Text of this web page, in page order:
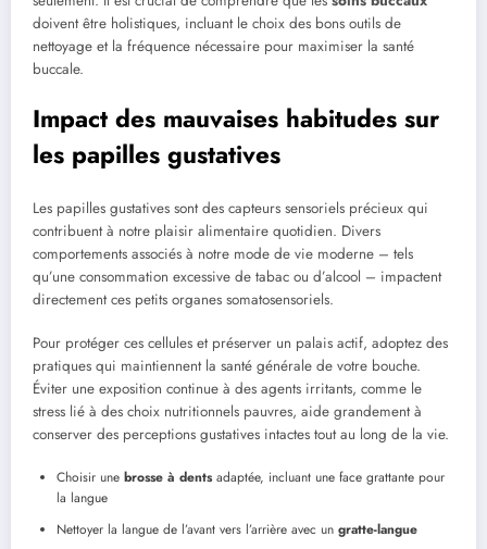
doivent être holistiques, incluant le choix des bons outils de
nettoyage et la fréquence nécessaire pour maximiser la santé
buccale.
Impact des mauvaises habitudes sur
les papilles gustatives
Les papilles gustatives sont des capteurs sensoriels précieux qui
contribuent à notre plaisir alimentaire quotidien. Divers
comportements associés à notre mode de vie moderne – tels
qu’une consommation excessive de tabac ou d’alcool – impactent
directement ces petits organes somatosensoriels.
Pour protéger ces cellules et préserver un palais actif, adoptez des
pratiques qui maintiennent la santé générale de votre bouche.
Éviter une exposition continue à des agents irritants, comme le
stress lié à des choix nutritionnels pauvres, aide grandement à
conserver des perceptions gustatives intactes tout au long de la vie.
Choisir une brosse à dentsadaptée, incluant une face grattante pour
la langue
Nettoyer la langue de l’avant vers l’arrière avec un gratte-langue